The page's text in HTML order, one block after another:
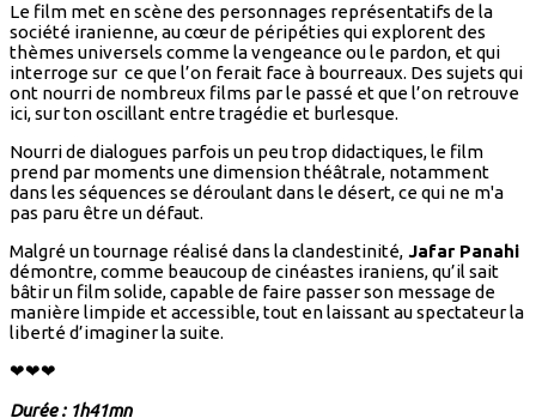
Le film met en scène des personnages représentatifs de la
société iranienne, au cœur de péripéties qui explorent des
thèmes universels comme la vengeance ou le pardon, et qui
interroge sur ce que l’on ferait face à bourreaux. Des sujets qui
ont nourri de nombreux films par le passé et que l’on retrouve
ici, sur ton oscillant entre tragédie et burlesque.
Nourri de dialogues parfois un peu trop didactiques, le film
prend par moments une dimension théâtrale, notamment
dans les séquences se déroulant dans le désert, ce qui ne m'a
pas paru être un défaut.
Malgré un tournage réalisé dans la clandestinité, Jafar Panahi
démontre, comme beaucoup de cinéastes iraniens, qu’il sait
bâtir un film solide, capable de faire passer son message de
manière limpide et accessible, tout en laissant au spectateur la
liberté d’imaginer la suite.
❤❤❤
Durée : 1h41mn